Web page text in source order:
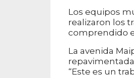
Los equipos
realizaron los
comprendido
La avenida
“Este es un